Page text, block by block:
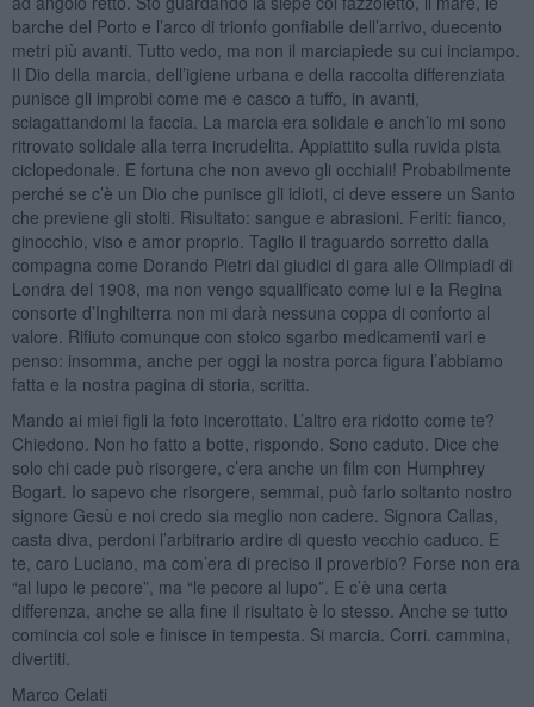
barche del Porto e l’arco di trionfo gonfiabile dell’arrivo, duecento
metri più avanti. Tutto vedo, ma non il marciapiede su cui inciampo.
Il Dio della marcia, dell’igiene urbana e della raccolta differenziata
punisce gli improbi come me e casco a tuffo, in avanti,
sciagattandomi la faccia. La marcia era solidale e anch’io mi sono
ritrovato solidale alla terra incrudelita. Appiattito sulla ruvida pista
ciclopedonale. E fortuna che non avevo gli occhiali! Probabilmente
perché se c’è un Dio che punisce gli idioti, ci deve essere un Santo
che previene gli stolti. Risultato: sangue e abrasioni. Feriti: fianco,
ginocchio, viso e amor proprio. Taglio il traguardo sorretto dalla
compagna come Dorando Pietri dai giudici di gara alle Olimpiadi di
Londra del 1908, ma non vengo squalificato come lui e la Regina
consorte d’Inghilterra non mi darà nessuna coppa di conforto al
valore. Rifiuto comunque con stoico sgarbo medicamenti vari e
penso: insomma, anche per oggi la nostra porca figura l’abbiamo
fatta e la nostra pagina di storia, scritta.
Mando ai miei figli la foto incerottato. L’altro era ridotto come te?
Chiedono. Non ho fatto a botte, rispondo. Sono caduto. Dice che
solo chi cade può risorgere, c’era anche un film con Humphrey
Bogart. Io sapevo che risorgere, semmai, può farlo soltanto nostro
signore Gesù e noi credo sia meglio non cadere. Signora Callas,
casta diva, perdoni l’arbitrario ardire di questo vecchio caduco. E
te, caro Luciano, ma com’era di preciso il proverbio? Forse non era
“al lupo le pecore”, ma “le pecore al lupo”. E c’è una certa
differenza, anche se alla fine il risultato è lo stesso. Anche se tutto
comincia col sole e finisce in tempesta. Si marcia. Corri. cammina,
divertiti.
Marco Celati